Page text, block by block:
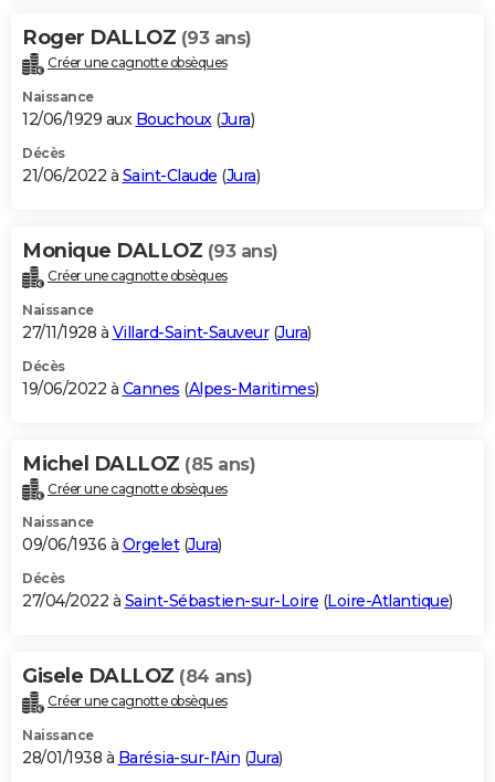
Roger DALLOZ (93 ans)
Créer une cagnotte obsèques
Naissance
12/06/1929 aux Bouchoux(Jura)
Décès
21/06/2022 à Saint-Claude (Jura)
Monique DALLOZ (93 ans)
Créer une cagnotte obsèques
Naissance
27/11/1928 à Villard-Saint-Sauveur(Jura)
Décès
19/06/2022 à Cannes (Alpes-Maritimes)
Michel DALLOZ (85 ans)
Créer une cagnotte obsèques
Naissance
09/06/1936 à Orgelet(Jura)
Décès
27/04/2022 à Saint-Sébastien-sur-Loire (Loire-Atlantique)
Gisele DALLOZ (84 ans)
Créer une cagnotte obsèques
Naissance
28/01/1938 à Barésia-sur-l'Ain (Jura)